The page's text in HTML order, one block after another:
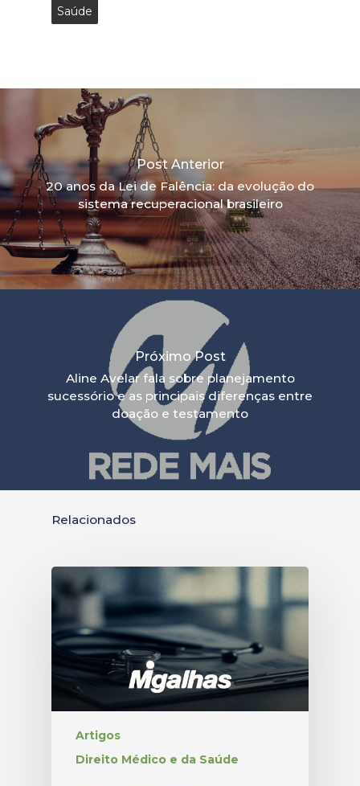
Saúde
Post Anterior
20 anos da Lei de Falência: da evolução do
sistema recuperacional brasileiro
Próximo Post
Aline Avelar fala sobre planejamento
sucessório e as principais diferenças entre
doação e testamento
Relacionados
Artigos
Direito Médico e da Saúde